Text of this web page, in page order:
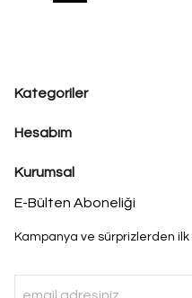
Kategoriler
Hesabım
Kurumsal
E-Bülten Aboneliği
Kampanya ve sürprizlerden